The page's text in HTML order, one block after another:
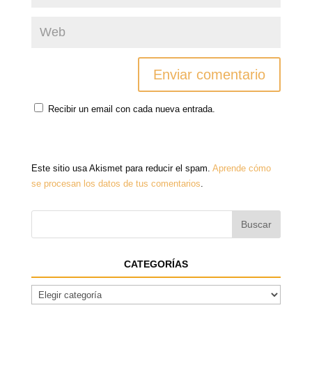
Recibir un email con cada nueva entrada.
Este sitio usa Akismet para reducir el spam. Aprende cómo
se procesan los datos de tus comentarios.
CATEGORÍAS